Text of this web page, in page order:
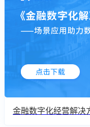
金融数字化经营解决